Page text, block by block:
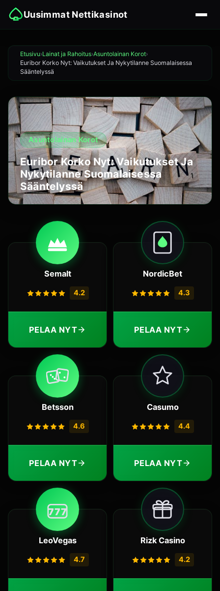
Uusimmat Nettikasinot
Etusivu Lainat ja Rahoitus Asuntolainan Korot
Euribor Korko Nyt: Vaikutukset Ja Nykytilanne Suomalaisessa
Sääntelyssä
Asuntolainan Korot
Euribor Korko Nyt: Vaikutukset Ja
Nykytilanne Suomalaisessa
Sääntelyssä
Semalt
4.2
PELAA NYT
NordicBet
4.3
PELAA NYT
Betsson
4.6
PELAA NYT
Casumo
4.4
PELAA NYT
777
LeoVegas
4.7
Rizk Casino
4.2